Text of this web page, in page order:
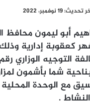
تحديث: 19 نوفمبر، 2022
أبو ليمون
كعقوبة إدارية
شما بأشمون
مع الوحدة
النشاط .